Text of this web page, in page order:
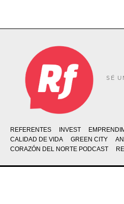
SÉ
REFERENTES INVEST
CALIDAD DE VIDA
GREEN CITY
CORAZÓN DEL NORTE PODCAST